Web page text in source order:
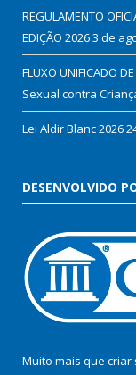
REGULAMENTO
EDIÇÃO 20263 de
FLUXO UNIFICADO
Sexual contra
Lei Aldir Blanc 2026
DESENVOLVIDO
Muito mais que criar